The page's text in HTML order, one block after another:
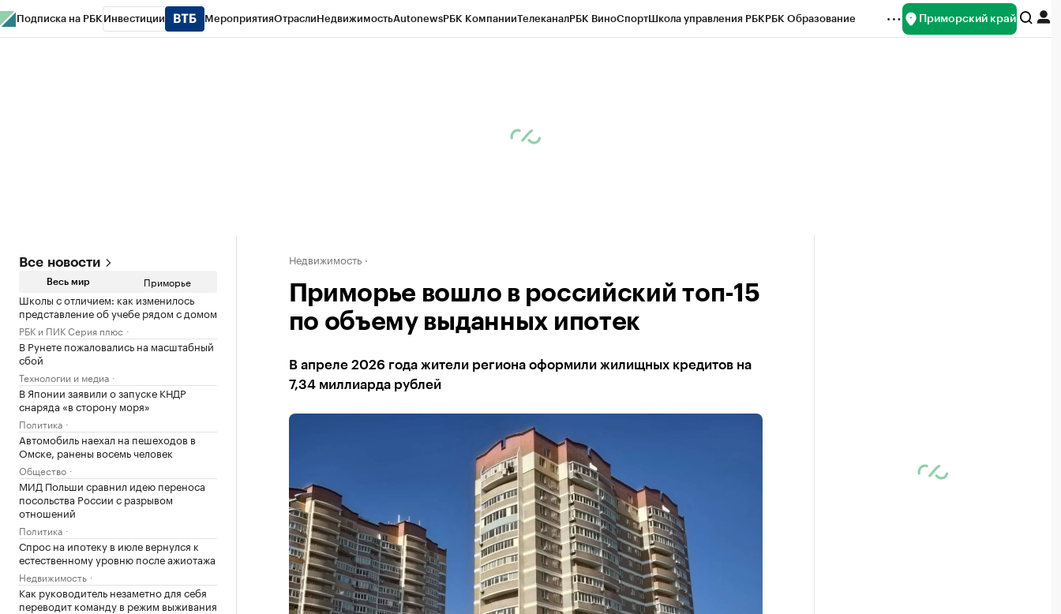
Подписка на РБК Инвестиции МероприятияОтраслиНедвижимостьAutonewsРБК КомпанииТелеканалРБК ВиноСпортШкола управления РБКРБК Образование Приморский край
Все новости
Весь мир Приморье
Школы с отличием: как изменилось
представление об учебе рядом с домом
РБК и ПИК Серия плюс
В Рунете пожаловались на масштабный
сбой
Технологии и медиа
В Японии заявили о запуске КНДР
снаряда «в сторону моря»
Политика
Автомобиль наехал на пешеходов в
Омске, ранены восемь человек
Общество
МИД Польши сравнил идею переноса
посольства России с разрывом
отношений
Политика
Спрос на ипотеку в июле вернулся к
естественному уровню после ажиотажа
Недвижимость
Как руководитель незаметно для себя
переводит команду в режим выживания
Недвижимость
Приморье вошло в российский топ-15
по объему выданных ипотек
В апреле 2026 года жители региона оформили жилищных кредитов на
7,34 миллиарда рублей